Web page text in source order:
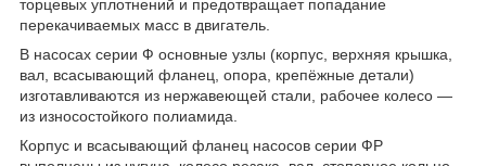
торцевых уплотнений и предотвращает попадание
перекачиваемых масс в двигатель.
В насосах серии Ф основные узлы (корпус, верхняя крышка,
вал, всасывающий фланец, опора, крепёжные детали)
изготавливаются из нержавеющей стали, рабочее колесо —
из износостойкого полиамида.
Корпус и всасывающий фланец насосов серии ФР